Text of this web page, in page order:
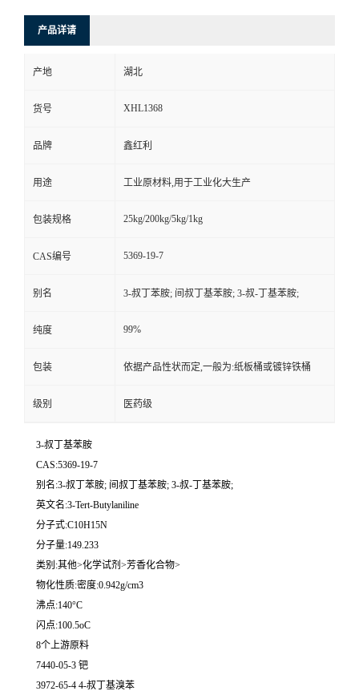
产品详请
产地 湖北
货号 XHL1368
品牌 鑫红利
用途 工业原材料,用于工业化大生产
包装规格 25kg/200kg/5kg/1kg
CAS编号 5369-19-7
别名 3-叔丁苯胺; 间叔丁基苯胺; 3-叔-丁基苯胺;
纯度 99%
包装 依据产品性状而定,一般为:纸板桶或镀锌铁桶
级别 医药级
3-叔丁基苯胺
CAS:5369-19-7
别名:3-叔丁苯胺; 间叔丁基苯胺; 3-叔-丁基苯胺;
英文名:3-Tert-Butylaniline
分子式:C10H15N
分子量:149.233
类别:其他>化学试剂>芳香化合物>
物化性质:密度:0.942g/cm3
沸点:140°C
闪点:100.5oC
8个上游原料
7440-05-3 钯
3972-65-4 4-叔丁基溴苯